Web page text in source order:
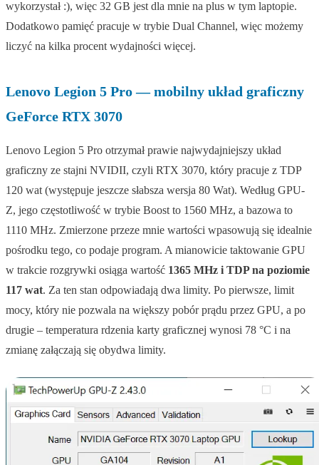
wykorzystał :), więc 32 GB jest dla mnie na plus w tym laptopie.
Dodatkowo pamięć pracuje w trybie Dual Channel, więc możemy
liczyć na kilka procent wydajności więcej.
Lenovo Legion 5 Pro — mobilny układ graficzny
GeForce RTX 3070
Lenovo Legion 5 Pro otrzymał prawie najwydajniejszy układ
graficzny ze stajni NVIDII, czyli RTX 3070, który pracuje z TDP
120 wat (występuje jeszcze słabsza wersja 80 Wat). Według GPU-
Z, jego częstotliwość w trybie Boost to 1560 MHz, a bazowa to
1110 MHz. Zmierzone przeze mnie wartości wpasowują się idealnie
pośrodku tego, co podaje program. A mianowicie taktowanie GPU
w trakcie rozgrywki osiąga wartość 1365 MHz i TDP na poziomie
117 wat. Za ten stan odpowiadają dwa limity. Po pierwsze, limit
mocy, który nie pozwala na większy pobór prądu przez GPU, a po
drugie – temperatura rdzenia karty graficznej wynosi 78 °C i na
zmianę załączają się obydwa limity.